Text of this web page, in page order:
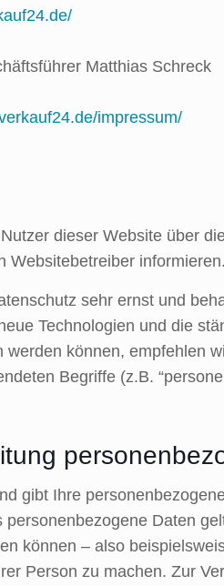
Matthias Schreck
impressum/
dieser Website über
Websitebetreiber informieren.
sehr ernst und
Technologien und die
können, empfehlen
Begriffe (z.B.
gibt Ihre
Daten
können – also
Person zu machen. Zur